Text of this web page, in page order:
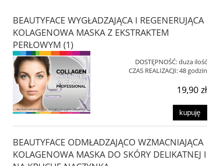
BEAUTYFACE WYGŁADZAJĄCA I REGENERUJĄCA
KOLAGENOWA MASKA Z EKSTRAKTEM
PERŁOWYM (1)
DOSTĘPNOŚĆ:duża ilość
CZAS REALIZACJI:48 godzin
19,90 zł
kupuję
BEAUTYFACE ODMŁADZAJĄCO WZMACNIAJĄCA
KOLAGENOWA MASKA DO SKÓRY DELIKATNEJ I